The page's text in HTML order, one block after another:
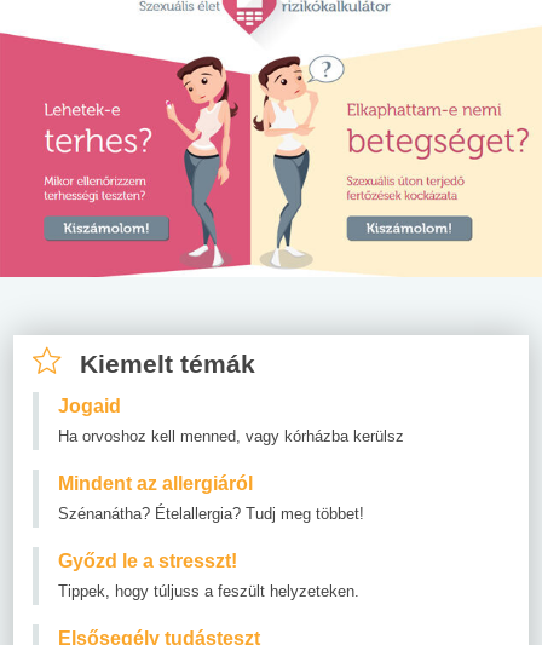
Kiemelt témák
Jogaid
Ha orvoshoz kell menned, vagy kórházba kerülsz
Mindent az allergiáról
Szénanátha? Ételallergia? Tudj meg többet!
Győzd le a stresszt!
Tippek, hogy túljuss a feszült helyzeteken.
Elsősegély tudásteszt